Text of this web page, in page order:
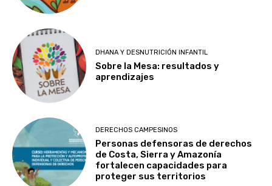
DHANA Y DESNUTRICIÓN INFANTIL
Sobre la Mesa: resultados y
aprendizajes
DERECHOS CAMPESINOS
Personas defensoras de derechos
de Costa, Sierra y Amazonía
fortalecen capacidades para
proteger sus territorios